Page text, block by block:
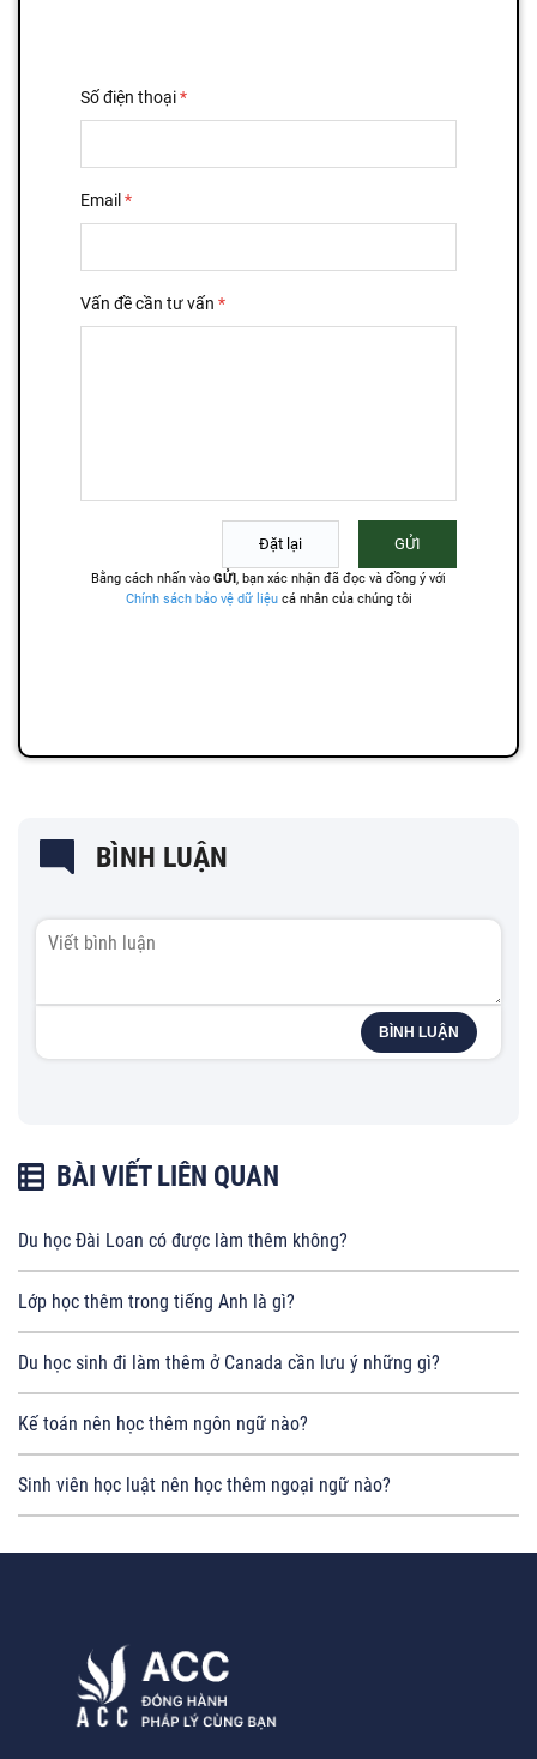
BÌNH LUẬN
BÌNH LUẬN
BÀI VIẾT LIÊN QUAN
Du học Đài Loan có được làm thêm không?
Lớp học thêm trong tiếng Anh là gì?
Du học sinh đi làm thêm ở Canada cần lưu ý những gì?
Kế toán nên học thêm ngôn ngữ nào?
Sinh viên học luật nên học thêm ngoại ngữ nào?